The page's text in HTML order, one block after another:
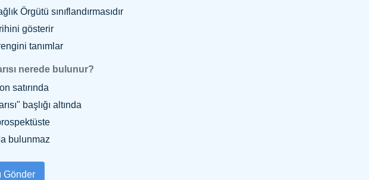
Örgütü sınıflandırmasıdır
gösterir
tanımlar
nerede bulunur?
satırında
başlığı altında
bulunmaz
Gönder